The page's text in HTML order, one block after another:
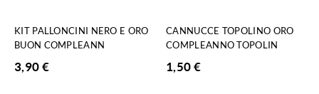
KIT PALLONCINI NERO E ORO
BUON COMPLEANN
3,90€
CANNUCCE TOPOLINO ORO
COMPLEANNO TOPOLIN
1,50€